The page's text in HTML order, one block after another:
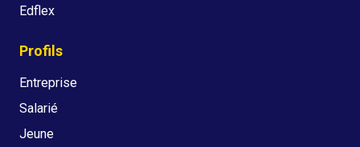
Edflex
Profils
Entreprise
Salarié
Jeune